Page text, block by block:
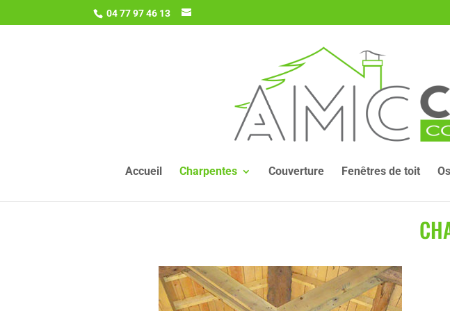
04 77 97 46 13
Accueil Charpentes Couverture Fenêtres de toit